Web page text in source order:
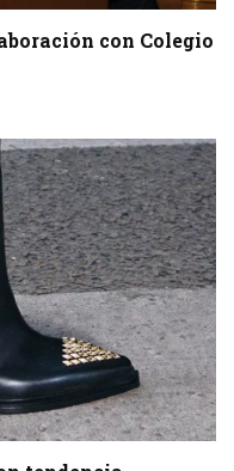
con Colegio